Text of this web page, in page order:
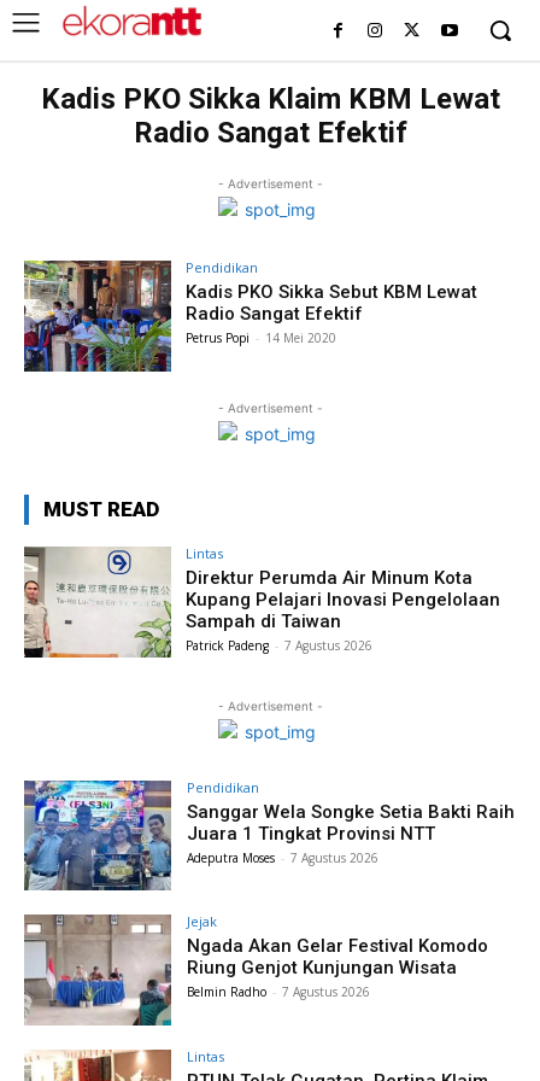
Kadis PKO Sikka Klaim KBM Lewat
Radio Sangat Efektif
- Advertisement -
Pendidikan
Kadis PKO Sikka Sebut KBM Lewat
Radio Sangat Efektif
Petrus Popi - 14 Mei 2020
- Advertisement -
MUST READ
Lintas
Direktur Perumda Air Minum Kota
Kupang Pelajari Inovasi Pengelolaan
Sampah di Taiwan
Patrick Padeng - 7 Agustus 2026
- Advertisement -
Pendidikan
Sanggar Wela Songke Setia Bakti Raih
Juara 1 Tingkat Provinsi NTT
Adeputra Moses - 7 Agustus 2026
Jejak
Ngada Akan Gelar Festival Komodo
Riung Genjot Kunjungan Wisata
Belmin Radho - 7 Agustus 2026
Lintas